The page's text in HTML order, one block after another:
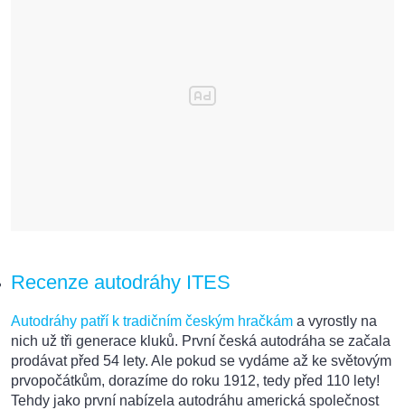
Recenze autodráhy ITES
Autodráhy patří k tradičním českým hračkám a vyrostly na
nich už tři generace kluků. První česká autodráha se začala
prodávat před 54 lety. Ale pokud se vydáme až ke světovým
prvopočátkům, dorazíme do roku 1912, tedy před 110 lety!
Tehdy jako první nabízela autodráhu americká společnost